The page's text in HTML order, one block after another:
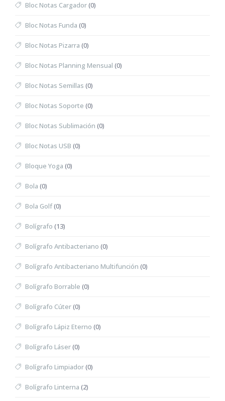
Bloc Notas Cargador(0)
Bloc Notas Funda (0)
Bloc Notas Pizarra (0)
Bloc Notas Planning Mensual (0)
Bloc Notas Semillas (0)
Bloc Notas Soporte (0)
Bloc Notas Sublimación (0)
Bloc Notas USB (0)
Bloque Yoga (0)
Bola (0)
Bola Golf(0)
Bolígrafo (13)
Bolígrafo Antibacteriano (0)
Bolígrafo Antibacteriano Multifunción (0)
Bolígrafo Borrable (0)
Bolígrafo Cúter(0)
Bolígrafo Lápiz Eterno (0)
Bolígrafo Láser(0)
Bolígrafo Limpiador(0)
Bolígrafo Linterna (2)